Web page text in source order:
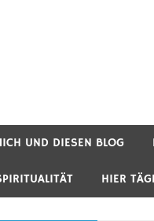
UND DIESEN BLOG
HIER